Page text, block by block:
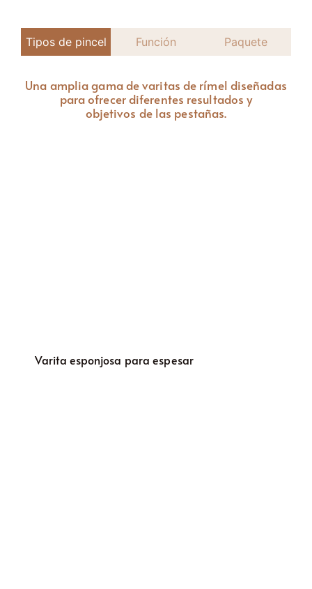
Tipos de pincel Función Paquete
Una amplia gama de varitas de rímel diseñadas
para ofrecer diferentes resultados y
objetivos de las pestañas.
Varita esponjosa para espesar